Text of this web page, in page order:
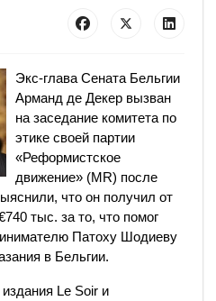
Экс-глава Сената Бельгии
Арманд де Декер вызван
на заседание комитета по
этике своей партии
«Реформистское
движение» (MR) после
что он получил от
тыс. за то, что помог
Патоху Шодиеву
в Бельгии.
Le Soir и